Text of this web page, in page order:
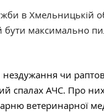
в Хмельницькій
бути максимально
чи
спалах АЧС. Про
ветеринарної